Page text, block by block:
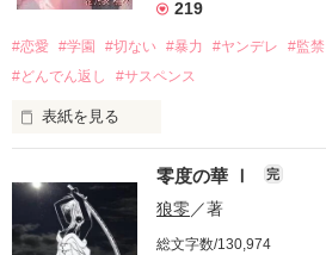
やがて、水は闇の色を水面に映した
この時代は零から歩みを進めた
219
#恋愛 #学園 #切ない #暴力 #ヤンデレ #監禁
#どんでん返し
#サスペンス
表紙を見る
「一緒に堕ちよっか」
零度の華 Ⅰ 完
狼零 ／著
総文字数/130,974